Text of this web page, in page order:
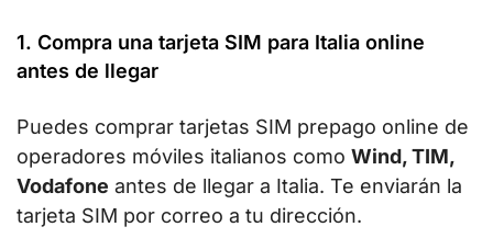
1. Compra una tarjeta SIM para Italia online
antes de llegar
Puedes comprar tarjetas SIM prepago online de
operadores móviles italianos como Wind, TIM,
Vodafone antes de llegar a Italia. Te enviarán la
tarjeta SIM por correo a tu dirección.